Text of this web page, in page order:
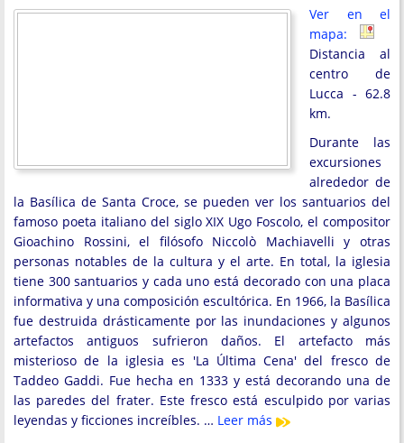
Ver en el
mapa:
Distancia al
centro de
Lucca - 62.8
km.
Durante las
excursiones
alrededor de
la Basílica de Santa Croce, se pueden ver los santuarios del
famoso poeta italiano del siglo XIX Ugo Foscolo, el compositor
Gioachino Rossini, el filósofo Niccolò Machiavelli y otras
personas notables de la cultura y el arte. En total, la iglesia
tiene 300 santuarios y cada uno está decorado con una placa
informativa y una composición escultórica. En 1966, la Basílica
fue destruida drásticamente por las inundaciones y algunos
artefactos antiguos sufrieron daños. El artefacto más
misterioso de la iglesia es 'La Última Cena' del fresco de
Taddeo Gaddi. Fue hecha en 1333 y está decorando una de
las paredes del frater. Este fresco está esculpido por varias
leyendas y ficciones increíbles. … Leer más